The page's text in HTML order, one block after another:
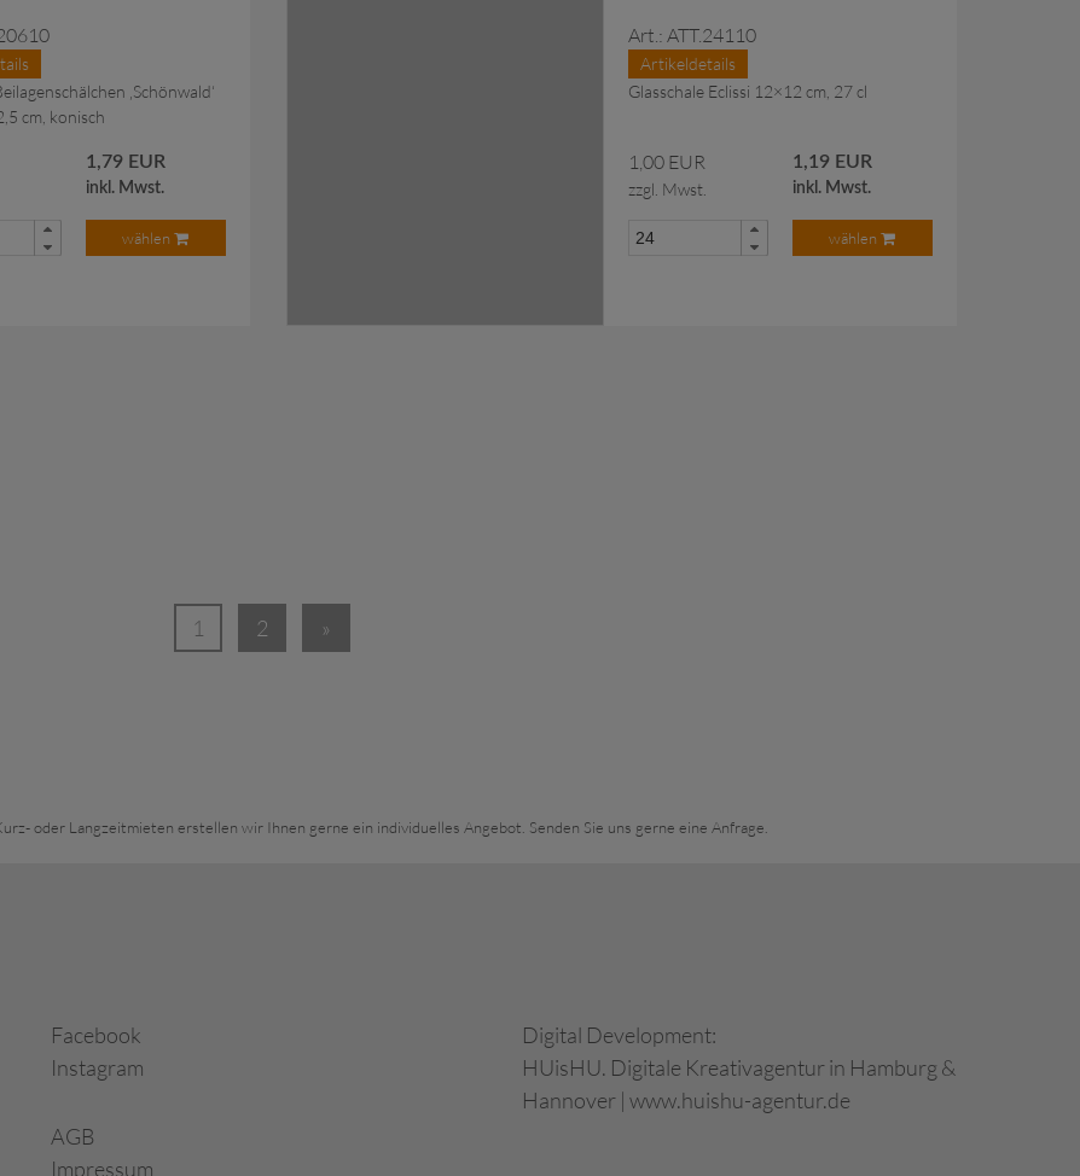
‚Schönwald‘
cm, konisch
1,79 EUR
inkl. Mwst.
wählen
Art.: ATT.24110
Artikeldetails
Glasschale Eclissi 12×12 cm, 27 cl
1,00 EUR 1,19 EUR
zzgl. Mwst. inkl. Mwst.
wählen
1 2 »
oder Langzeitmieten erstellen wir Ihnen gerne ein individuelles Angebot. Senden Sie uns gerne eine Anfrage.
Facebook
Instagram
AGB
Impressum
Digital Development:
HUisHU. Digitale Kreativagentur in Hamburg &
Hannover | www.huishu-agentur.de